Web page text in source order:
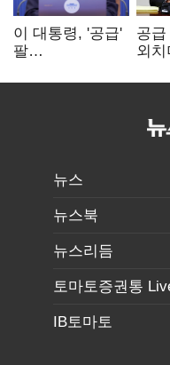
이 대통령, '공급'
팔
여 내부선
공급
외
리모
뉴스
뉴스북
뉴스리듬
토마토증권통
IB토마토